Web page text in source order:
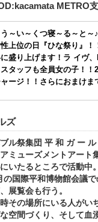
METRO
う～い～くつ寝～る～と
性上位の日『ひな祭り』
盛り上げます！ラ イヴ
スタッフも全員女の子！
ージ！！さらにおまけ
ズ
ル祭集団 平 和 ガ ー ル
ミューズメントアート
いたるところで活動中
の国際平和博物館会議
展覧会も行う。
その場所にいる人がい
空間づくり、そして血